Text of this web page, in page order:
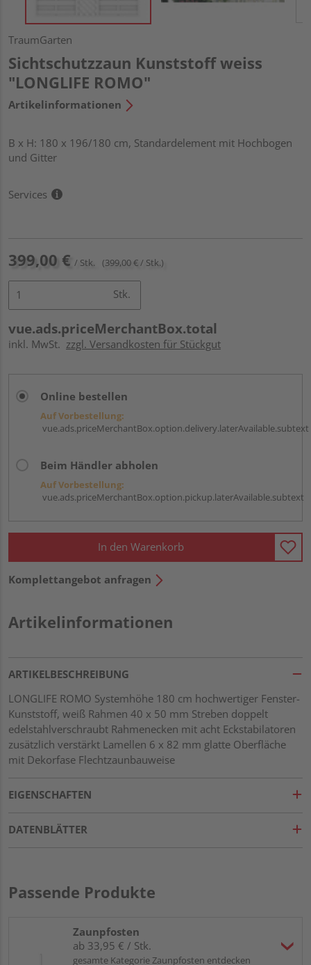
TraumGarten
Sichtschutzzaun Kunststoff weiss
"LONGLIFE ROMO"
Artikelinformationen
B x H: 180 x 196/180 cm, Standardelement mit Hochbogen
und Gitter
Services
399,00 € / Stk. (399,00 € / Stk.)
Stk.
vue.ads.priceMerchantBox.total
inkl. MwSt. zzgl. Versandkosten für Stückgut
Online bestellen
Auf Vorbestellung:
vue.ads.priceMerchantBox.option.delivery.laterAvailable.subtext
Beim Händler abholen
Auf Vorbestellung:
vue.ads.priceMerchantBox.option.pickup.laterAvailable.subtext
In den Warenkorb
Komplettangebot anfragen
Artikelinformationen
ARTIKELBESCHREIBUNG
LONGLIFE ROMO Systemhöhe 180 cm hochwertiger Fenster-
Kunststoff, weiß Rahmen 40 x 50 mm Streben doppelt
edelstahlverschraubt Rahmenecken mit acht Eckstabilatoren
zusätzlich verstärkt Lamellen 6 x 82 mm glatte Oberfläche
mit Dekorfase Flechtzaunbauweise
EIGENSCHAFTEN
DATENBLÄTTER
Passende Produkte
Zaunpfosten
ab 33,95 € / Stk.
gesamte Kategorie Zaunpfosten entdecken